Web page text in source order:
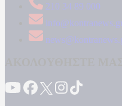
210 34 89 000